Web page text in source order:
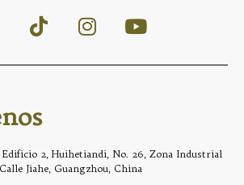
Edificio 2, Huihetiandi, No. 26, Zona Industrial
Jiahe, Guangzhou, China